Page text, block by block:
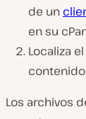
de un
en su
Localiza
Los archivos